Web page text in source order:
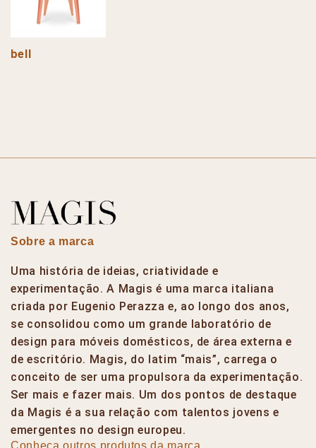
bell
Sobre a marca
Uma história de ideias, criatividade e
experimentação. A Magis é uma marca italiana
criada por Eugenio Perazza e, ao longo dos anos,
se consolidou como um grande laboratório de
design para móveis domésticos, de área externa e
de escritório. Magis, do latim “mais”, carrega o
conceito de ser uma propulsora da experimentação.
Ser mais e fazer mais. Um dos pontos de destaque
da Magis é a sua relação com talentos jovens e
emergentes no design europeu.